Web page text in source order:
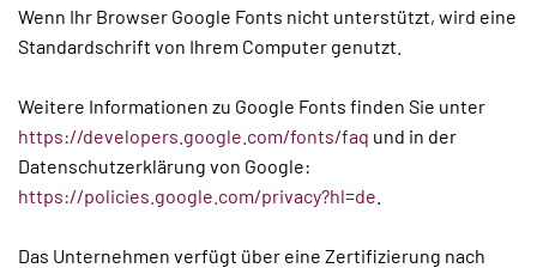
Wenn Ihr Browser Google Fonts nicht unterstützt, wird eine
Standardschrift von Ihrem Computer genutzt.
Weitere Informationen zu Google Fonts finden Sie unter
https://developers.google.com/fonts/faq und in der
Datenschutzerklärung von Google:
https://policies.google.com/privacy?hl=de
Das Unternehmen verfügt über eine Zertifizierung nach